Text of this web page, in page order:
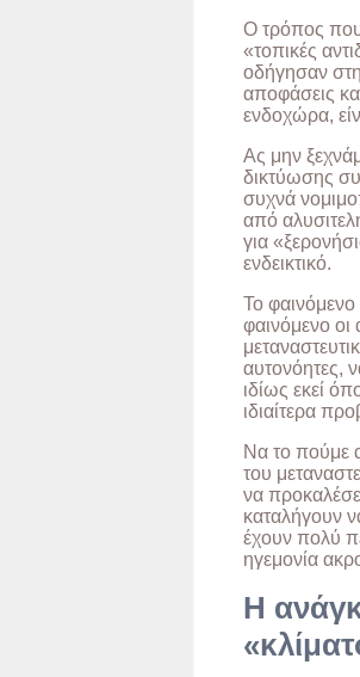
Ο τρόπος που
«τοπικές
οδήγησαν
αποφάσεις
ενδοχώρα,
Ας μην
δικτύωσης
συχνά
από
για
ενδεικτικό.
Το φαινόμενο
φαινόμενο οι
αυτονόητες,
ιδίως εκεί
ιδιαίτερα
Να το πούμε
του
να
καταλήγουν
έχουν πολύ
ηγεμονία
Η